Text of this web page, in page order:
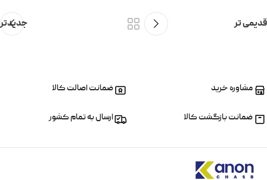
جدیدتر قدیمی تر
مشاوره خرید ضمانت اصالت کالا
ضمانت بازگشت کالا ارسال به تمام کشور